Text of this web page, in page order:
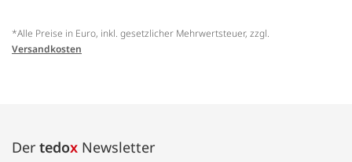
*Alle Preise in Euro, inkl. gesetzlicher Mehrwertsteuer, zzgl.
Versandkosten
Der tedox Newsletter